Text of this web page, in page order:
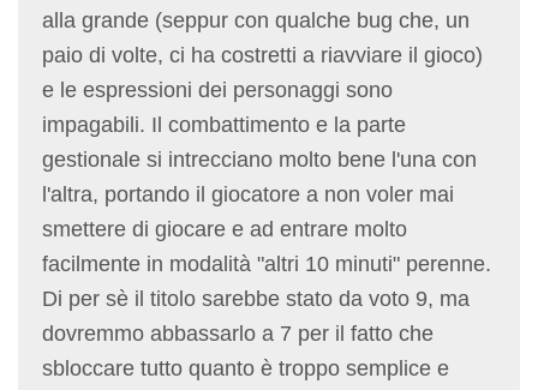
alla grande (seppur con qualche bug che, un
paio di volte, ci ha costretti a riavviare il gioco)
e le espressioni dei personaggi sono
impagabili. Il combattimento e la parte
gestionale si intrecciano molto bene l'una con
l'altra, portando il giocatore a non voler mai
smettere di giocare e ad entrare molto
facilmente in modalità "altri 10 minuti" perenne.
Di per sè il titolo sarebbe stato da voto 9, ma
dovremmo abbassarlo a 7 per il fatto che
sbloccare tutto quanto è troppo semplice e